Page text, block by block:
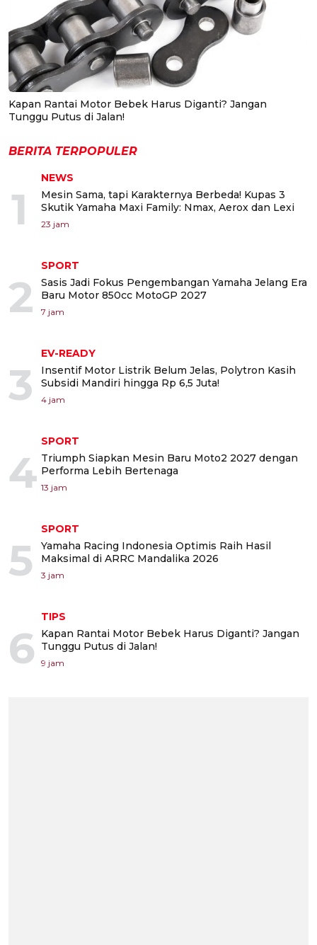
Kapan Rantai Motor Bebek Harus Diganti? Jangan
Tunggu Putus di Jalan!
BERITA TERPOPULER
1
NEWS
Mesin Sama, tapi Karakternya Berbeda! Kupas 3
Skutik Yamaha Maxi Family: Nmax, Aerox dan Lexi
23 jam
2
SPORT
Sasis Jadi Fokus Pengembangan Yamaha Jelang Era
Baru Motor 850cc MotoGP 2027
7 jam
3
EV-READY
Insentif Motor Listrik Belum Jelas, Polytron Kasih
Subsidi Mandiri hingga Rp 6,5 Juta!
4 jam
4
SPORT
Triumph Siapkan Mesin Baru Moto2 2027 dengan
Performa Lebih Bertenaga
13 jam
5
SPORT
Yamaha Racing Indonesia Optimis Raih Hasil
Maksimal di ARRC Mandalika 2026
3 jam
6
TIPS
Kapan Rantai Motor Bebek Harus Diganti? Jangan
Tunggu Putus di Jalan!
9 jam